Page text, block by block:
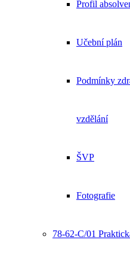
Profil
Učební plán
Podmínky
vzdělání
ŠVP
Fotografie
78-62-C/01